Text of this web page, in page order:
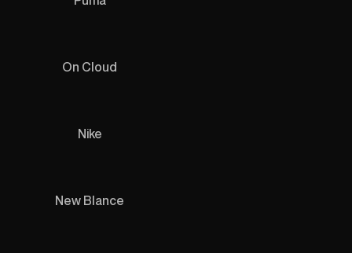
On Cloud
Nike
New Blance